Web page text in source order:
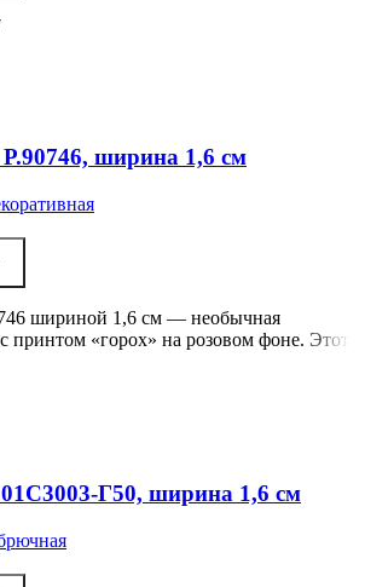
Р.90746, ширина 1,6 см
шириной 1,6 см — необычная
принтом «горох» на розовом фоне. Этот
Г50, ширина 1,6 см